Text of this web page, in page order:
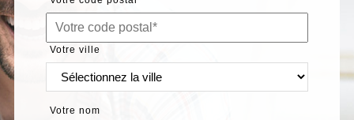
Votre ville
Votre nom